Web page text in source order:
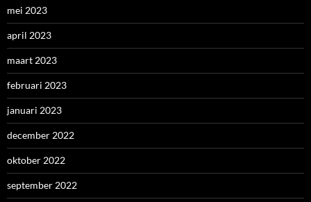
mei 2023
april 2023
maart 2023
februari 2023
januari 2023
december 2022
oktober 2022
september 2022